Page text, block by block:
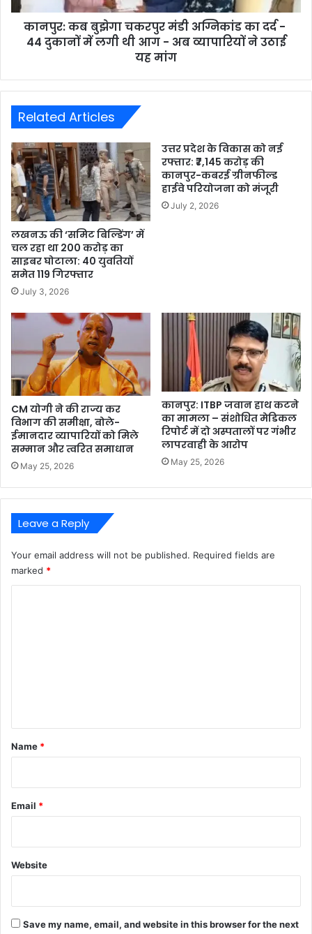
कानपुर: कब बुझेगा चकरपुर मंडी अग्निकांड का दर्द -
44 दुकानों में लगी थी आग - अब व्यापारियों ने उठाई
यह मांग
Related Articles
लखनऊ की ‘समिट बिल्डिंग’ में
चल रहा था 200 करोड़ का
साइबर घोटाला: 40 युवतियों
समेत 119 गिरफ्तार
July 3, 2026
उत्तर प्रदेश के विकास को नई
रफ्तार: ₹7,145 करोड़ की
कानपुर-कबरई ग्रीनफील्ड
हाईवे परियोजना को मंजूरी
July 2, 2026
CM योगी ने की राज्य कर
विभाग की समीक्षा, बोले-
ईमानदार व्यापारियों को मिले
सम्मान और त्वरित समाधान
May 25, 2026
कानपुर: ITBP जवान हाथ कटने
का मामला – संशोधित मेडिकल
रिपोर्ट में दो अस्पतालों पर गंभीर
लापरवाही के आरोप
May 25, 2026
Leave a Reply
Your email address will not be published. Required fields are
marked *
*
Name *
Email *
Website
Save my name, email, and website in this browser for the next